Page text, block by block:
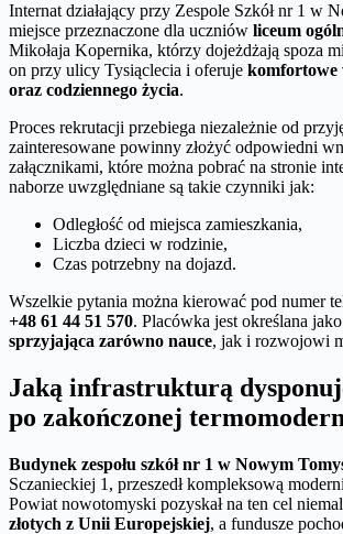
Internat działający przy Zespole Szkół nr 1 w
miejsce przeznaczone dla uczniów liceum
Mikołaja Kopernika, którzy dojeżdżają spoza
on przy ulicy Tysiąclecia i oferuje
oraz codziennego życia.
Proces rekrutacji przebiega niezależnie od
zainteresowane powinny złożyć odpowiedni
załącznikami, które można pobrać na stronie
naborze uwzględniane są takie czynniki jak:
Odległość od miejsca zamieszkania,
Liczba dzieci w rodzinie,
Czas potrzebny na dojazd.
Wszelkie pytania można kierować pod numer
+48 61 44 51 570. Placówka jest określana jako
sprzyjająca zarówno nauce, jak i rozwojowi
Jaką infrastrukturą
po zakończonej
Budynek zespołu szkół nr 1 w Nowym
Sczanieckiej 1, przeszedł kompleksową
Powiat nowotomyski pozyskał na ten cel niemal
złotych z Unii Europejskiej, a fundusze